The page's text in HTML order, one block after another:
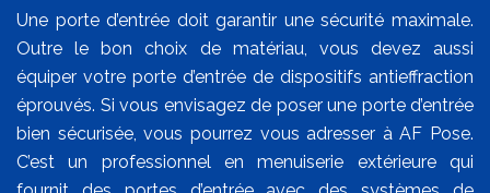
Une porte d’entrée doit garantir une sécurité maximale.
Outre le bon choix de matériau, vous devez aussi
équiper votre porte d’entrée de dispositifs antieffraction
éprouvés. Si vous envisagez de poser une porte d’entrée
bien sécurisée, vous pourrez vous adresser à AF Pose.
C’est un professionnel en menuiserie extérieure qui